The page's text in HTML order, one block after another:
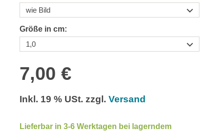
Größe in cm:
7,00 €
Inkl. 19 % USt. zzgl. Versand
Lieferbar in 3-6 Werktagen bei lagerndem